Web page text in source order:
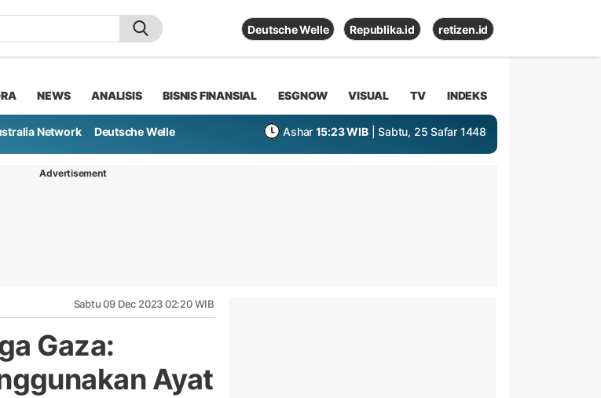
Deutsche Welle Republika.id retizen.id
NEWS ANALISIS BISNIS FINANSIAL ESGNOW VISUAL TV INDEKS
Network Deutsche Welle Ashar 15:23 WIB | Sabtu, 25 Safar 1448
Advertisement
Sabtu 09 Dec 2023 02:20 WIB
Gaza:
Ayat